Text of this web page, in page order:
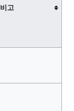
비고